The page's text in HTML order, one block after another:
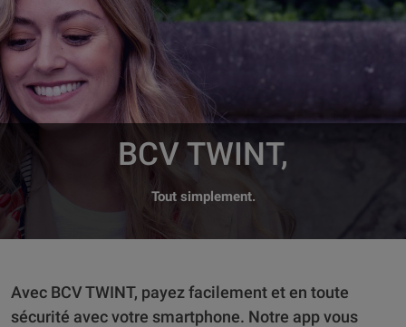
BCV TWINT,
Tout simplement.
Avec BCV TWINT, payez facilement et en toute
sécurité avec votre smartphone. Notre app vous